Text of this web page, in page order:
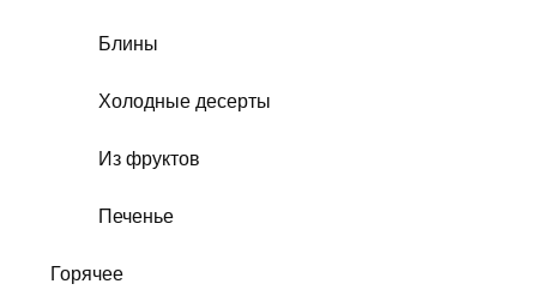
Блины
Холодные десерты
Из фруктов
Печенье
Горячее